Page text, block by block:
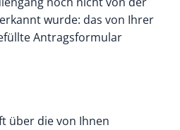
wurde: das von Ihrer
Antragsformular
über die von Ihnen